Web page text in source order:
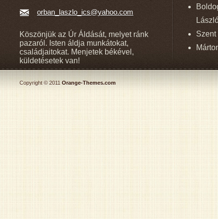
orban_laszlo_ics@yahoo.com
Köszönjük az Úr Áldását, melyet ránk
pazaról. Isten áldja munkátokat,
családjaitokat. Menjetek békével,
küldetésetek van!
Szent
Copyright © 2011 Orange-Themes.com